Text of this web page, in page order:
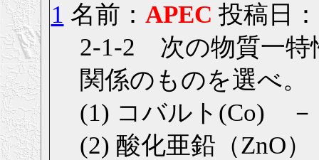
1 名前： APEC 投稿日
2-1-2 次の物質一特
関係のものを選べ。
(1) コバルト(Co)
(2) 酸化亜鉛（ZnO